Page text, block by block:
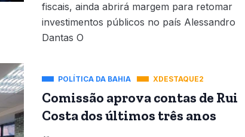
fiscais, ainda abrirá margem para retomar
investimentos públicos no país Alessandro
Dantas O
POLÍTICA DA BAHIA XDESTAQUE2
Comissão aprova contas de Rui
Costa dos últimos três anos